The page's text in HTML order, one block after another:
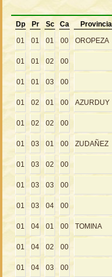
Dp Pr Sc Ca Provincia
01
01 01 00 OROPEZA
01 01 02 00
01 01 03 00
01 02 01 00 AZURDUY
01 02 02 00
01 03 01 00 ZUDAÑEZ
01 03 02 00
01 03 03 00
01 03 04 00
01 04 01 00 TOMINA
01 04 02 00
01 04 03 00